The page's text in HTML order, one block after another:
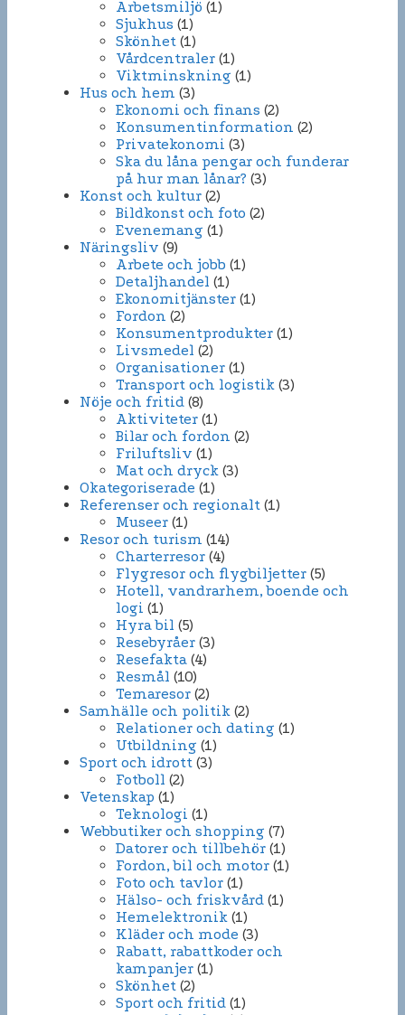
Arbetsmiljö (1)
Sjukhus (1)
Skönhet (1)
Vårdcentraler (1)
Viktminskning (1)
Hus och hem (3)
Ekonomi och finans (2)
Konsumentinformation (2)
Privatekonomi (3)
Ska du låna pengar och funderar
på hur man lånar? (3)
Konst och kultur (2)
Bildkonst och foto (2)
Evenemang (1)
Näringsliv (9)
Arbete och jobb (1)
Detaljhandel (1)
Ekonomitjänster (1)
Fordon (2)
Konsumentprodukter (1)
Livsmedel (2)
Organisationer (1)
Transport och logistik (3)
Nöje och fritid (8)
Aktiviteter (1)
Bilar och fordon (2)
Friluftsliv (1)
Mat och dryck (3)
Okategoriserade (1)
Referenser och regionalt (1)
Museer (1)
Resor och turism (14)
Charterresor (4)
Flygresor och flygbiljetter (5)
Hotell, vandrarhem, boende och
logi (1)
Hyra bil (5)
Resebyråer (3)
Resefakta (4)
Resmål (10)
Temaresor (2)
Samhälle och politik (2)
Relationer och dating (1)
Utbildning (1)
Sport och idrott (3)
Fotboll (2)
Vetenskap (1)
Teknologi (1)
Webbutiker och shopping (7)
Datorer och tillbehör (1)
Fordon, bil och motor (1)
Foto och tavlor (1)
Hälso- och friskvård (1)
Hemelektronik (1)
Kläder och mode (3)
Rabatt, rabattkoder och
kampanjer (1)
Skönhet (2)
Sport och fritid (1)